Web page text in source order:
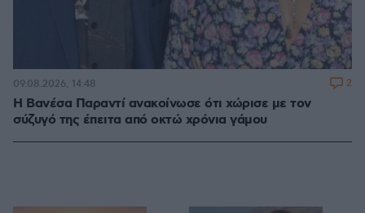
Η Βανέσα Παραντί ανακοίνωσε ότι χώρισε με τον
σύζυγό της έπειτα από οκτώ χρόνια γάμου
09.08.2026, 14:48 2